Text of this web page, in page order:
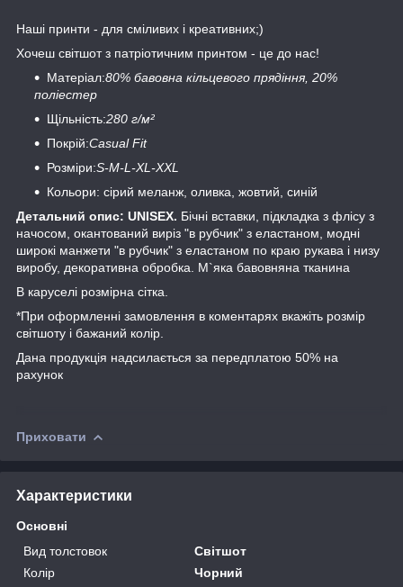
Наші принти - для сміливих і креативних;)
Хочеш світшот з патріотичним принтом - це до нас!
Матеріал:80% бавовна кільцевого прядіння, 20%
поліестер
Щільність:280 г/м²
Покрій:Casual Fit
Розміри:S-M-L-XL-XXL
Кольори: сірий меланж, оливка, жовтий, синій
Детальний опис: UNISEX. Бічні вставки, підкладка з флісу з
начосом, окантований виріз "в рубчик" з еластаном, модні
широкі манжети "в рубчик" з еластаном по краю рукава і низу
виробу, декоративна обробка. М`яка бавовняна тканина
В каруселі розмірна сітка.
*При оформленні замовлення в коментарях вкажіть розмір
світшоту і бажаний колір.
Дана продукція надсилається за передплатою 50% на
рахунок
Приховати
Характеристики
Основні
Вид толстовок
Світшот
Колір
Чорний